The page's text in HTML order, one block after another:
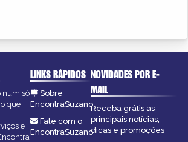
num só
que
e
LINKS RÁPIDOS
Sobre
EncontraSuzano
Fale com o
EncontraSuzano
NOVIDADES POR E-
MAIL
Receba grátis as
principais notícias,
dicas e promoções